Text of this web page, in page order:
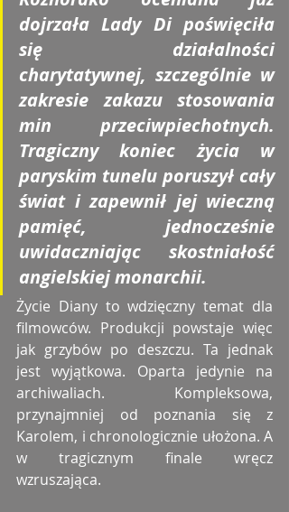
dojrzała Lady Di poświęciła
się działalności
charytatywnej, szczególnie w
zakresie zakazu stosowania
min przeciwpiechotnych.
Tragiczny koniec życia w
paryskim tunelu poruszył cały
świat i zapewnił jej wieczną
pamięć, jednocześnie
uwidaczniając skostniałość
angielskiej monarchii.
Życie Diany to wdzięczny temat dla
filmowców. Produkcji powstaje więc
jak grzybów po deszczu. Ta jednak
jest wyjątkowa. Oparta jedynie na
archiwaliach. Kompleksowa,
przynajmniej od poznania się z
Karolem, i chronologicznie ułożona. A
w tragicznym finale wręcz
wzruszająca.